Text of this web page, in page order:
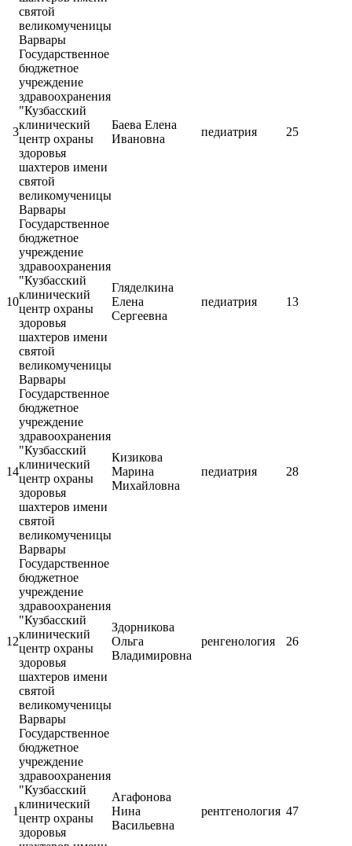
святой
великомученицы
Варвары
3
Государственное
бюджетное
учреждение
здравоохранения
"Кузбасский
клинический
центр охраны
здоровья
шахтеров имени
святой
великомученицы
Варвары
Баева Елена
Ивановна
педиатрия 25
10
Государственное
бюджетное
учреждение
здравоохранения
"Кузбасский
клинический
центр охраны
здоровья
шахтеров имени
святой
великомученицы
Варвары
Гляделкина
Елена
Сергеевна
педиатрия 13
14
Государственное
бюджетное
учреждение
здравоохранения
"Кузбасский
клинический
центр охраны
здоровья
шахтеров имени
святой
великомученицы
Варвары
Кизикова
Марина
Михайловна
педиатрия 28
12
Государственное
бюджетное
учреждение
здравоохранения
"Кузбасский
клинический
центр охраны
здоровья
шахтеров имени
святой
великомученицы
Варвары
Здорникова
Ольга
Владимировна
ренгенология 26
1
Государственное
бюджетное
учреждение
здравоохранения
"Кузбасский
клинический
центр охраны
здоровья
Агафонова
Нина
Васильевна
рентгенология 47